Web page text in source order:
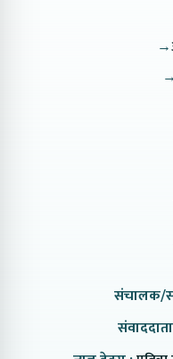
→
→
संचालक/